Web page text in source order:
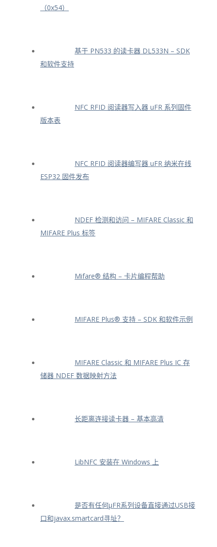
（0x54）
基于 PN533 的读卡器 DL533N – SDK
和软件支持
NFC RFID 阅读器写入器 uFR 系列固件
版本表
NFC RFID 阅读器编写器 uFR 纳米在线
ESP32 固件发布
NDEF 检测和访问 – MIFARE Classic 和
MIFARE Plus 标签
Mifare® 结构 – 卡片编程帮助
MIFARE Plus® 支持 – SDK 和软件示例
MIFARE Classic 和 MIFARE Plus IC 存
储器 NDEF 数据映射方法
长距离连接读卡器 – 基本高清
LibNFC 安装在 Windows 上
是否有任何μFR系列设备直接通过USB接
口和javax.smartcard寻址？